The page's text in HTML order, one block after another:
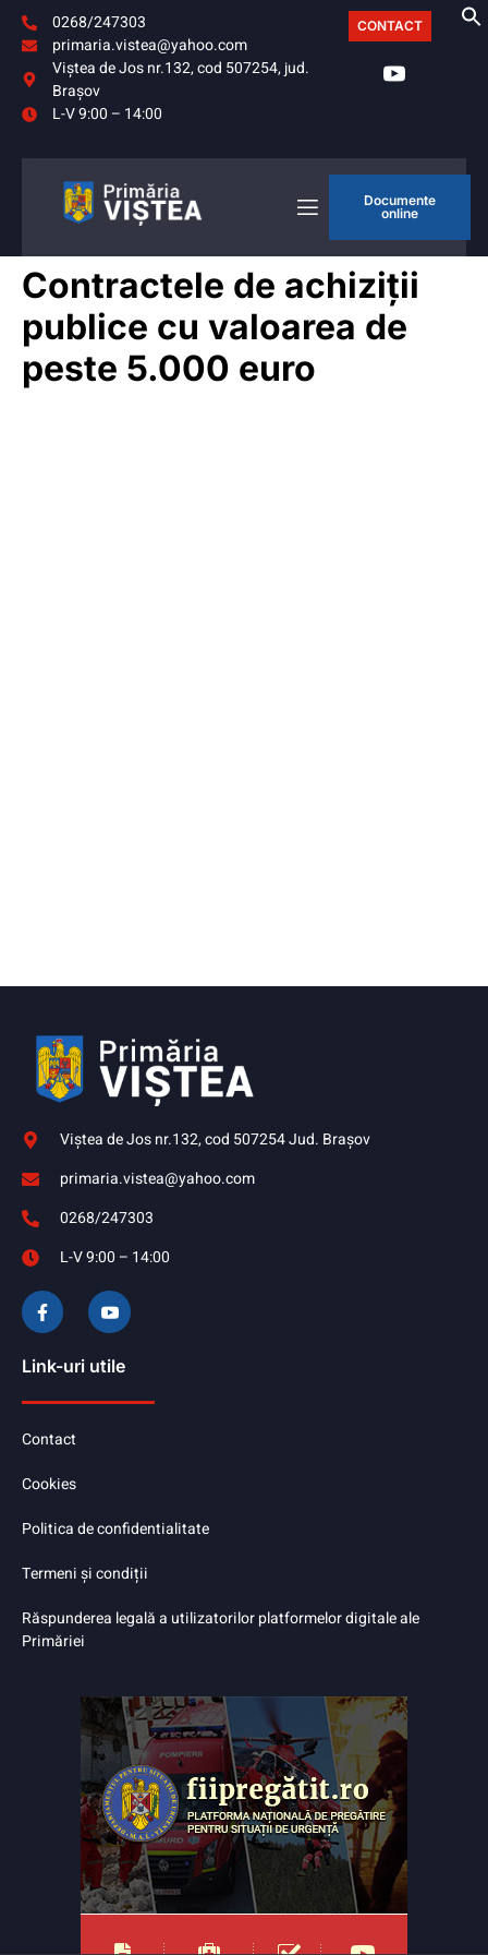
0268/247303
primaria.vistea@yahoo.com
Viştea de Jos nr.132, cod 507254, jud.
Braşov
L-V 9:00 – 14:00
CONTACT
Documente
online
Contractele de achiziții
publice cu valoarea de
peste 5.000 euro
Viştea de Jos nr.132, cod 507254 Jud. Braşov
primaria.vistea@yahoo.com
0268/247303
L-V 9:00 – 14:00
Link-uri utile
Contact
Cookies
Politica de confidentialitate
Termeni și condiții
Răspunderea legală a utilizatorilor platformelor digitale ale
Primăriei